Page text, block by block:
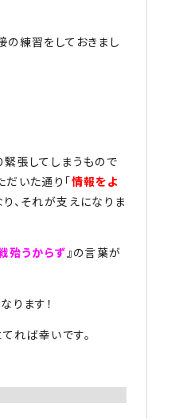
の練習をしておきまし
張してしまうもので
いた通り「情報をよ
、それが支えになりま
殆うからず』の言葉が
ります！
れば幸いです。